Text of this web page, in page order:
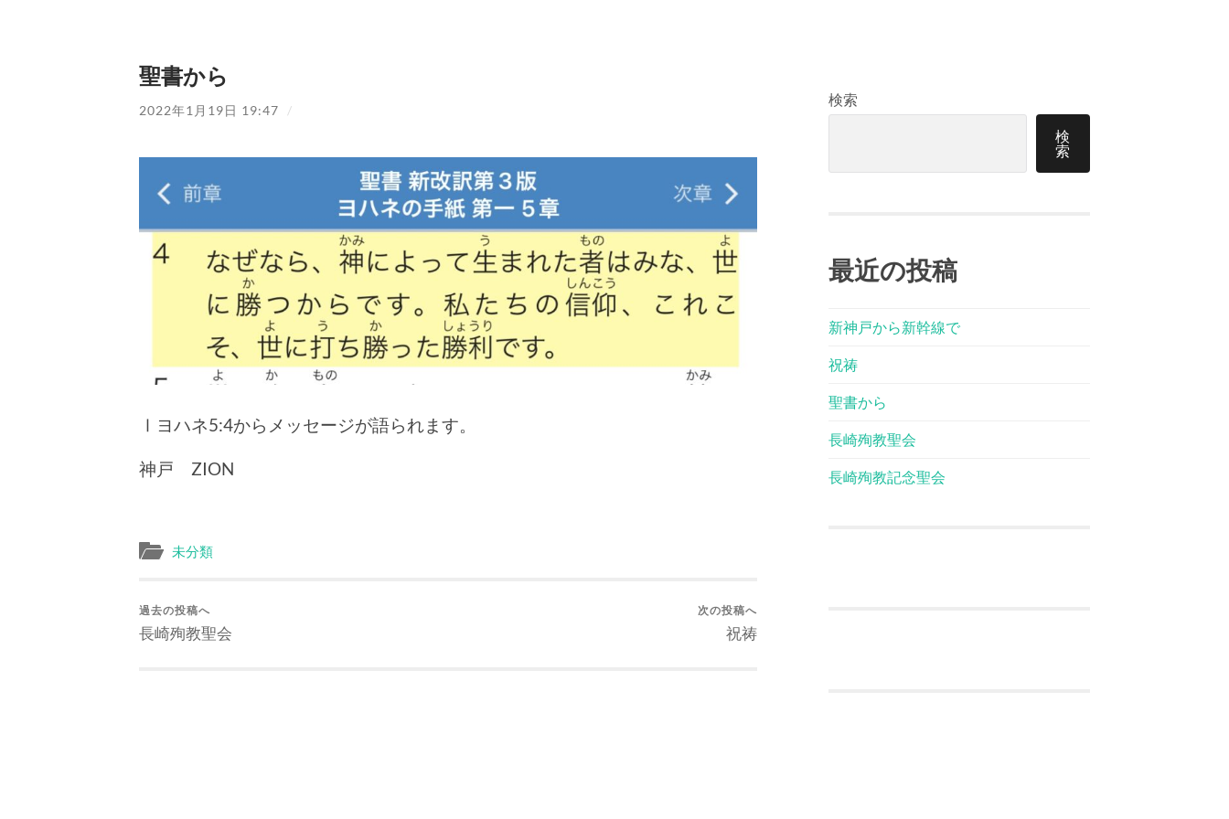
聖書から
2022年1月19日 19:47 /
Ⅰヨハネ5:4からメッセージが語られます。
神戸 ZION
未分類
過去の投稿へ
長崎殉教聖会
次の投稿へ
祝祷
検索
検
索
最近の投稿
新神戸から新幹線で
祝祷
聖書から
長崎殉教聖会
長崎殉教記念聖会